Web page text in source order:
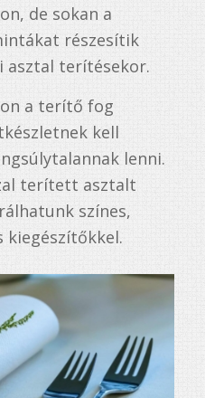
de sokan a
részesítik
asztal terítésekor.
a terítő fog
kell
lenni.
terített asztalt
színes,
kiegészítőkkel.